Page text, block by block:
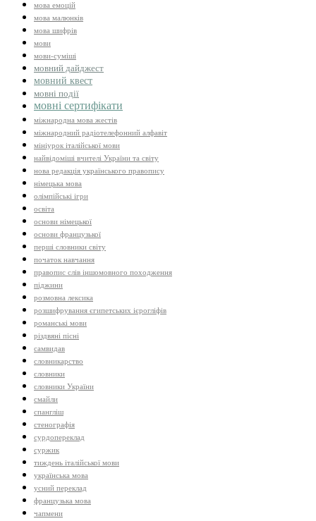
мова емоцій
мова малюнків
мова шифрів
мови
мови-суміші
мовний дайджест
мовний квест
мовні події
мовні сертифікати
міжнародна мова жестів
міжнародний радіотелефонний алфавіт
мініурок італійської мови
найвідоміші вчителі України та світу
нова редакція українського правопису
німецька мова
олімпійські ігри
освіта
основи німецької
основи французької
перші словники світу
початок навчання
правопис слів іншомовного походження
піджини
розмовна лексика
розшифрування єгипетських ієрогліфів
романські мови
різдвяні пісні
самвидав
словникарство
словники
словники України
смайли
спангліш
стенографія
сурдопереклад
суржик
тиждень італійської мови
українська мова
усний переклад
французька мова
чапмени